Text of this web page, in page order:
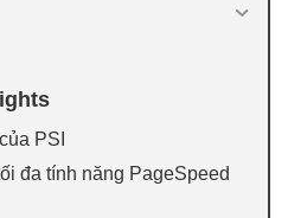
PSI
đa tính năng PageSpeed